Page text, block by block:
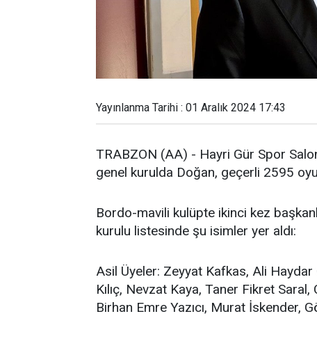
Yayınlanma Tarihi : 01 Aralık 2024 17:43
TRABZON (AA) - Hayri Gür Spor
genel kurulda Doğan, geçerli 2595
Bordo-mavili kulüpte ikinci kez
kurulu listesinde şu isimler yer aldı:
Asil Üyeler: Zeyyat Kafkas, Ali
Kılıç, Nevzat Kaya, Taner Fikret
Birhan Emre Yazıcı, Murat İskender,